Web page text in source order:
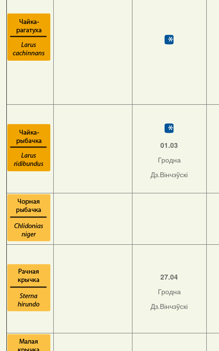
01.03
Гродна
Дз.Вінчэўскі
27.04
Гродна
Дз.Вінчэўскі